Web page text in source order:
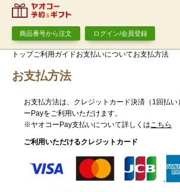
商品番号から注文 ログイン/会員登録
トップご利用ガイドお支払いについてお支払方法
お支払方法
お支払方法は、クレジットカード決済（1回払い
ーPayをご利用いただけます。
※ヤオコーPay支払いについて詳しくはこちら
ご利用いただけるクレジットカード